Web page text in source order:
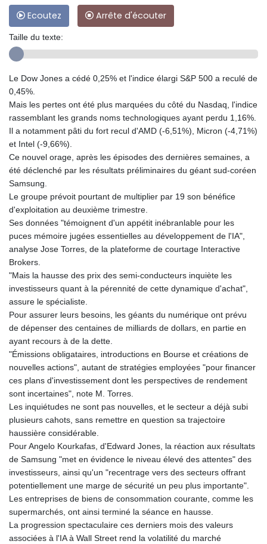
Ecoutez Arrête d'écouter
Taille du texte:
Le Dow Jones a cédé 0,25% et l'indice élargi S&P 500 a reculé de
0,45%.
Mais les pertes ont été plus marquées du côté du Nasdaq, l'indice
rassemblant les grands noms technologiques ayant perdu 1,16%.
Il a notamment pâti du fort recul d'AMD (-6,51%), Micron (-4,71%)
et Intel (-9,66%).
Ce nouvel orage, après les épisodes des dernières semaines, a
été déclenché par les résultats préliminaires du géant sud-coréen
Samsung.
Le groupe prévoit pourtant de multiplier par 19 son bénéfice
d'exploitation au deuxième trimestre.
Ses données "témoignent d'un appétit inébranlable pour les
puces mémoire jugées essentielles au développement de l'IA",
analyse Jose Torres, de la plateforme de courtage Interactive
Brokers.
"Mais la hausse des prix des semi-conducteurs inquiète les
investisseurs quant à la pérennité de cette dynamique d'achat",
assure le spécialiste.
Pour assurer leurs besoins, les géants du numérique ont prévu
de dépenser des centaines de milliards de dollars, en partie en
ayant recours à de la dette.
"Émissions obligataires, introductions en Bourse et créations de
nouvelles actions", autant de stratégies employées "pour financer
ces plans d'investissement dont les perspectives de rendement
sont incertaines", note M. Torres.
Les inquiétudes ne sont pas nouvelles, et le secteur a déjà subi
plusieurs cahots, sans remettre en question sa trajectoire
haussière considérable.
Pour Angelo Kourkafas, d'Edward Jones, la réaction aux résultats
de Samsung "met en évidence le niveau élevé des attentes" des
investisseurs, ainsi qu'un "recentrage vers des secteurs offrant
potentiellement une marge de sécurité un peu plus importante".
Les entreprises de biens de consommation courante, comme les
supermarchés, ont ainsi terminé la séance en hausse.
La progression spectaculaire ces derniers mois des valeurs
associées à l'IA à Wall Street rend la volatilité du marché